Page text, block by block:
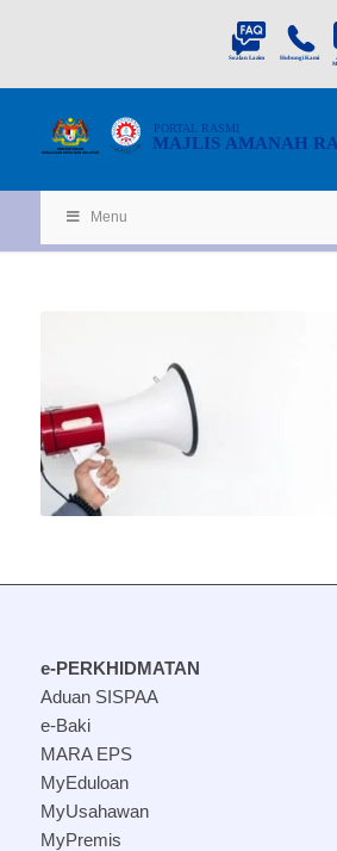
MAJLIS AMANAH
PORTAL RASMI
KEMENTERIAN
KEMAJUAN DESA DAN WILA YAH
Menu
e-PERKHIDMATAN
Aduan SISPAA
e-Baki
MARA EPS
MyEduloan
MyUsahawan
MyPremis